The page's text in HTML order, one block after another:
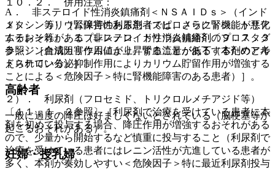
A． 非ステロイド性消炎鎮痛剤＜ＮＳＡＩＤｓ＞（インド
メタシン等）［腎障害のある患者では、さらに腎機能が悪化
するおそれがある（非ステロイド性消炎鎮痛剤のプロスタグ
ランジン合成阻害作用により、腎血流量が低下するためと考
えられている）］。
高齢者
一般に過度の降圧は好ましくないとされている（脳梗塞等が
起こるおそれがある）。
妊婦・授乳婦
１０．２． 併用注意：
１）． カリウム保持性利尿剤（スピロノラクトン、トリア
ムテレン等）、エプレレノン、カリウム補給剤〔９．７．３
参照〕［血清カリウム値が上昇することがある（本剤のアル
ドステロン分泌抑制作用によりカリウム貯留作用が増強する
ことによる＜危険因子＞特に腎機能障害のある患者）］。
２）． 利尿剤（フロセミド、トリクロルメチアジド等）
〔１１．１．２参照〕［利尿剤で治療を受けている患者に本
剤を初めて投与する場合、降圧作用が増強するおそれがある
ので、少量から開始するなど慎重に投与すること（利尿剤で
治療を受けている患者にはレニン活性が亢進している患者が
多く、本剤が奏効しやすい＜危険因子＞特に最近利尿剤投与